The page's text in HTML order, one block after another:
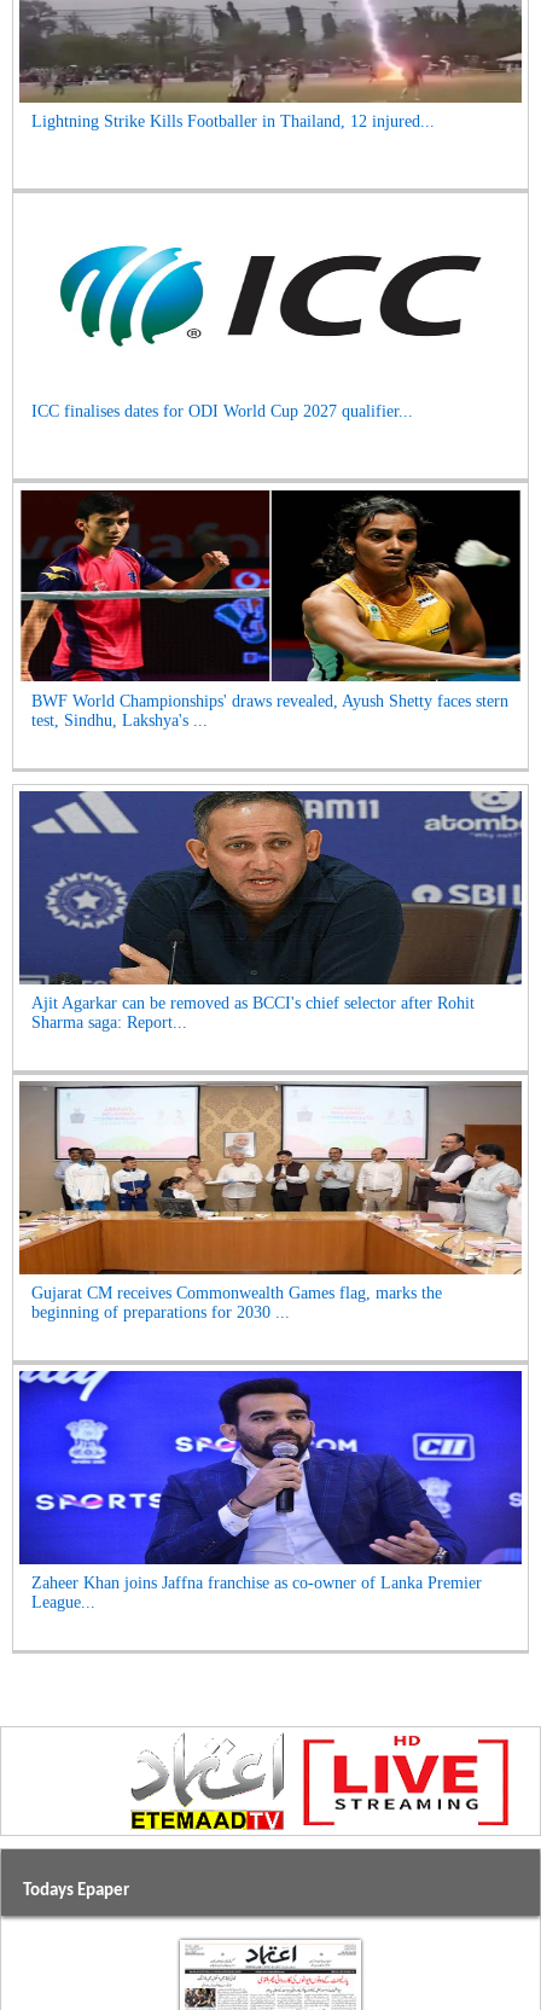
Lightning Strike Kills Footballer in Thailand, 12 injured...
ICC finalises dates for ODI World Cup 2027 qualifier...
BWF World Championships' draws revealed, Ayush Shetty faces stern
test, Sindhu, Lakshya's ...
Ajit Agarkar can be removed as BCCI's chief selector after Rohit
Sharma saga: Report...
Gujarat CM receives Commonwealth Games flag, marks the
beginning of preparations for 2030 ...
Zaheer Khan joins Jaffna franchise as co-owner of Lanka Premier
League...
Todays Epaper